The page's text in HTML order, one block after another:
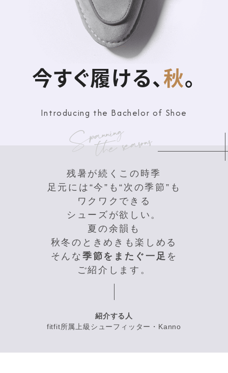
今すぐ履ける、秋。
Introducing the Bachelor of Shoe
残暑が続くこの時季
足元には“今”も“次の季節”も
ワクワクできる
シューズが欲しい。
夏の余韻も
秋冬のときめきも楽しめる
そんな 季節をまたぐ一足 を
ご紹介します。
紹介する人
fitfit所属上級シューフィッター・Kanno